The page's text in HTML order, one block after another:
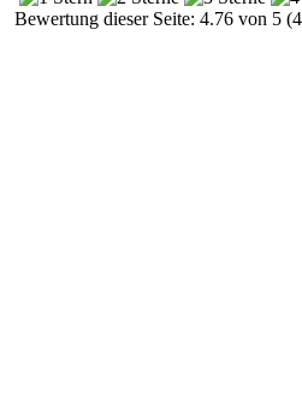
Bewertung dieser Seite: 4.76 von 5